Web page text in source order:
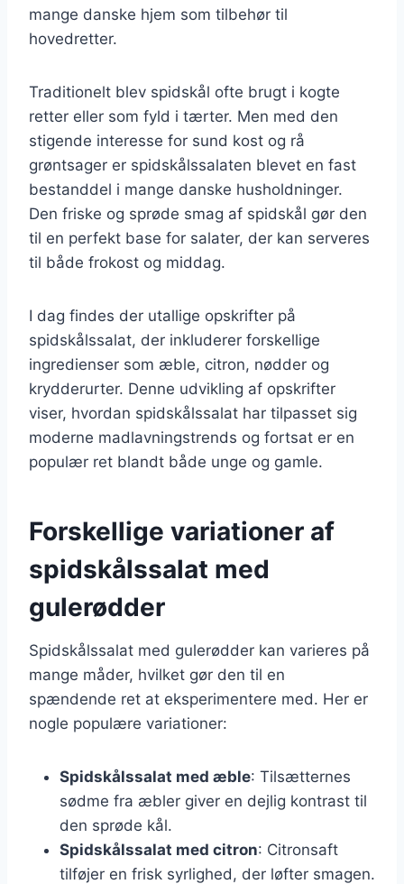
mange danske hjem som tilbehør til
hovedretter.
Traditionelt blev spidskål ofte brugt i kogte
retter eller som fyld i tærter. Men med den
stigende interesse for sund kost og rå
grøntsager er spidskålssalaten blevet en fast
bestanddel i mange danske husholdninger.
Den friske og sprøde smag af spidskål gør den
til en perfekt base for salater, der kan serveres
til både frokost og middag.
I dag findes der utallige opskrifter på
spidskålssalat, der inkluderer forskellige
ingredienser som æble, citron, nødder og
krydderurter. Denne udvikling af opskrifter
viser, hvordan spidskålssalat har tilpasset sig
moderne madlavningstrends og fortsat er en
populær ret blandt både unge og gamle.
Forskellige variationer af
spidskålssalat med
gulerødder
Spidskålssalat med gulerødder kan varieres på
mange måder, hvilket gør den til en
spændende ret at eksperimentere med. Her er
nogle populære variationer:
Spidskålssalat med æble: Tilsætternes
sødme fra æbler giver en dejlig kontrast til
den sprøde kål.
Spidskålssalat med citron: Citronsaft
tilføjer en frisk syrlighed, der løfter smagen.